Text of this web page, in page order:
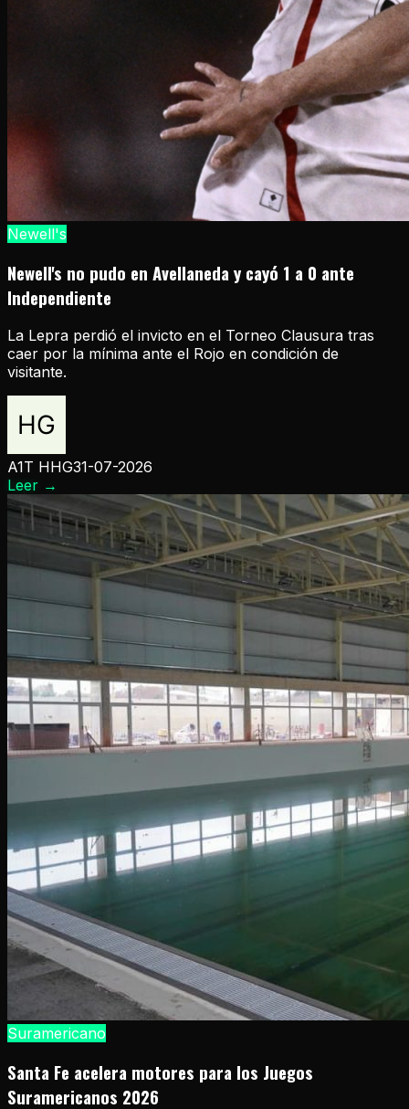
Newell's
Newell's no pudo en Avellaneda y cayó 1 a 0 ante
Independiente
La Lepra perdió el invicto en el Torneo Clausura tras
caer por la mínima ante el Rojo en condición de
visitante.
A1T HHG31-07-2026
Leer →
Suramericano
Santa Fe acelera motores para los Juegos
Suramericanos 2026